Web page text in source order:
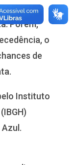
teve
Porém,
o
de
Instituto